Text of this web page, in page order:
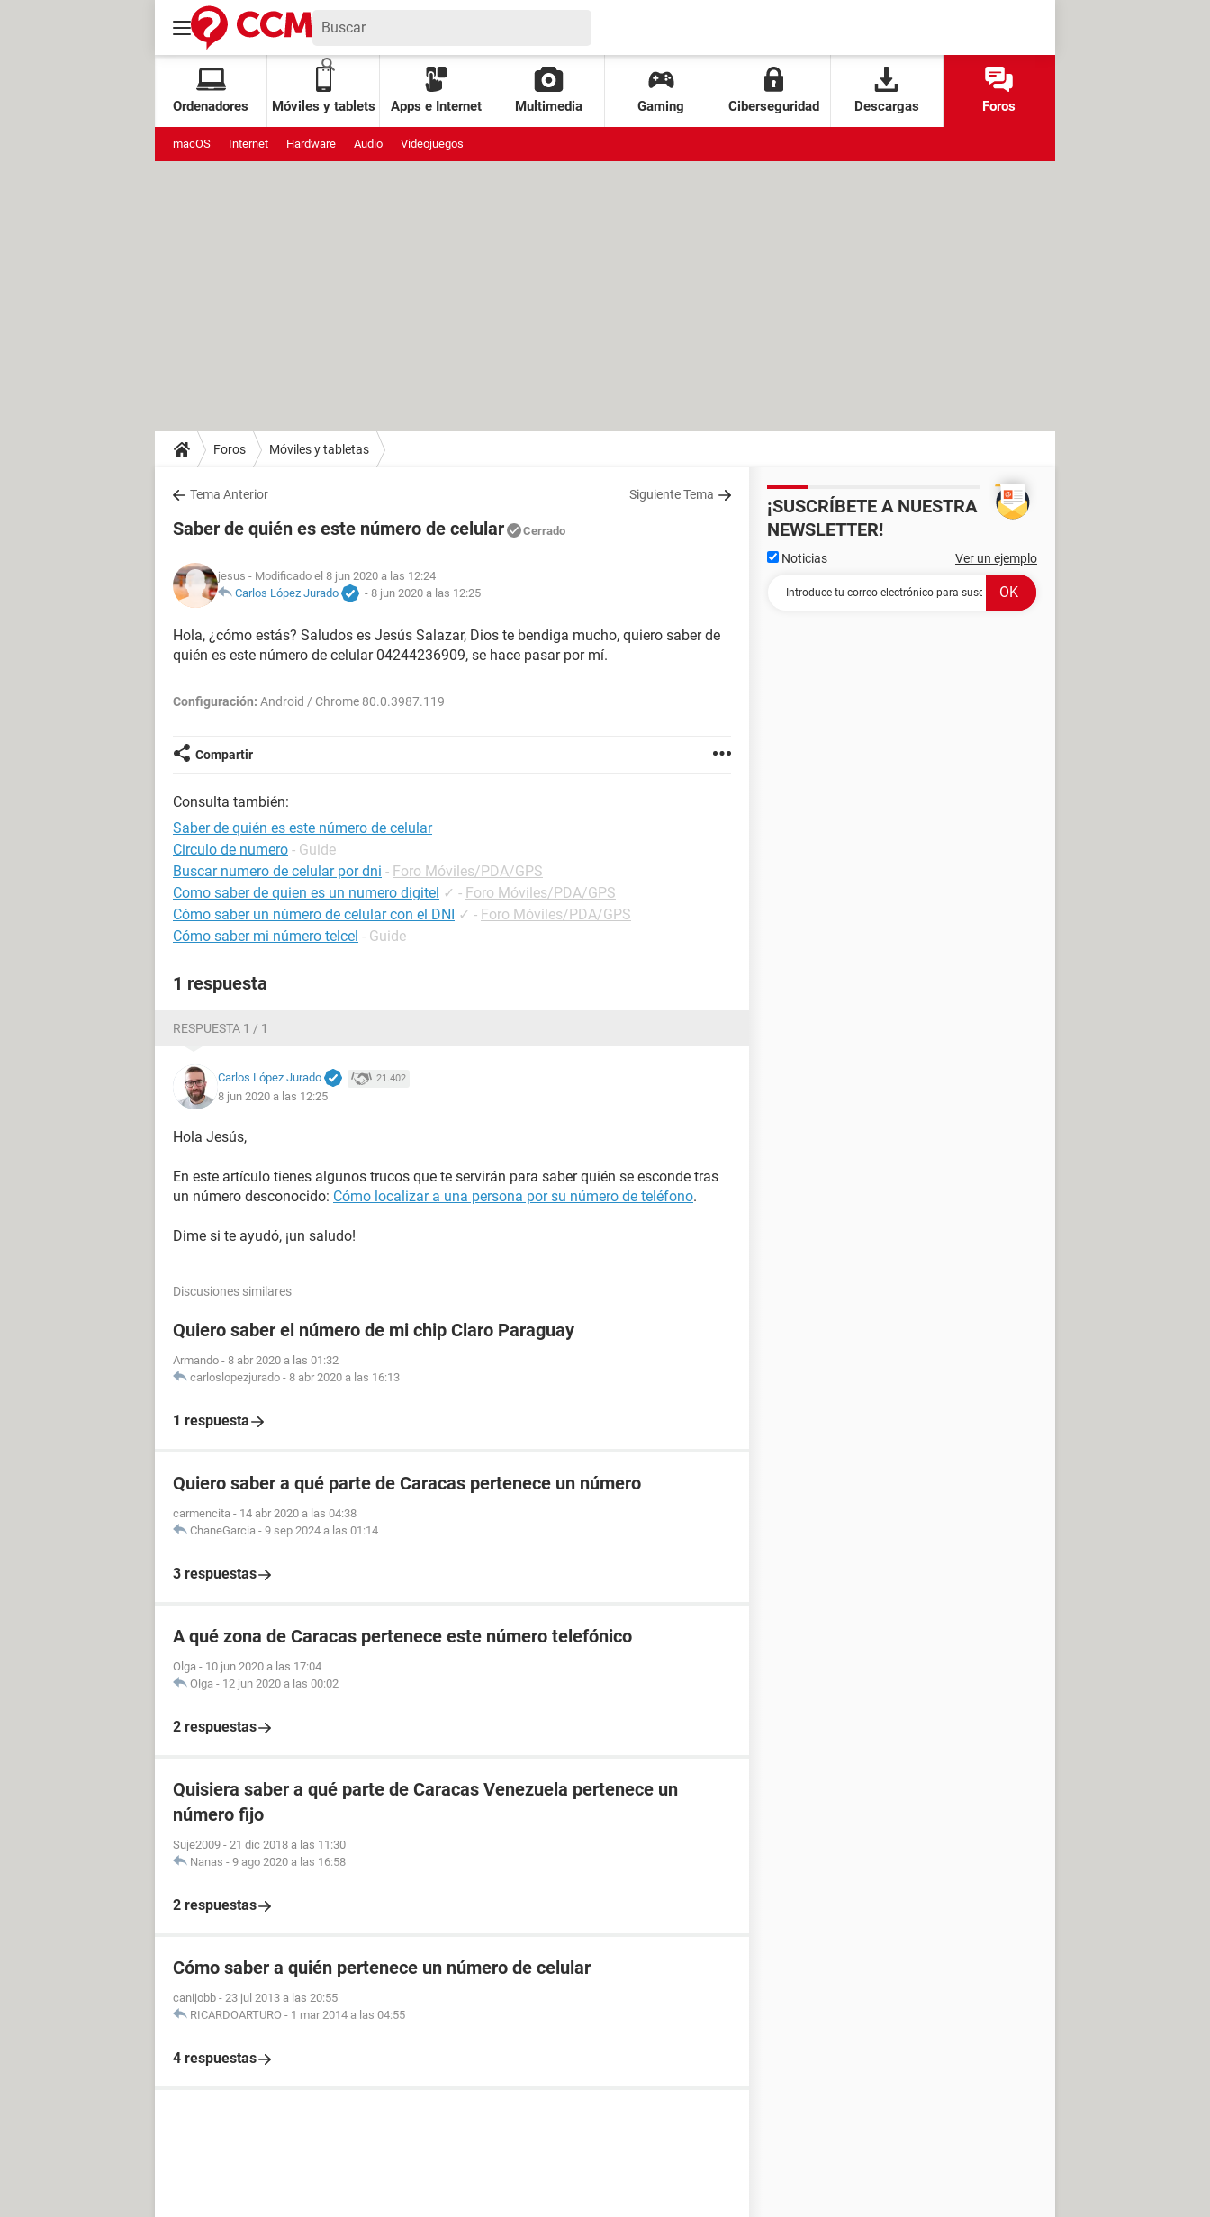
Ordenadores Móviles y tablets Apps e Internet Multimedia Gaming Ciberseguridad Descargas Foros
macOS Internet Hardware Audio Videojuegos
Foros Móviles y tabletas
Tema Anterior Siguiente Tema
Saber de quién es este número de celular Cerrado
jesus - Modificado el 8 jun 2020 a las 12:24
Carlos López Jurado
- 8 jun 2020 a las 12:25
Hola, ¿cómo estás? Saludos es Jesús Salazar, Dios te bendiga mucho, quiero saber de
quién es este número de celular 04244236909, se hace pasar por mí.
Configuración: Android / Chrome 80.0.3987.119
Compartir
Consulta también:
Saber de quién es este número de celular
Circulo de numero - Guide
Buscar numero de celular por dni - Foro Móviles/PDA/GPS
Como saber de quien es un numero digitel ✓ - Foro Móviles/PDA/GPS
Cómo saber un número de celular con el DNI ✓ - Foro Móviles/PDA/GPS
Cómo saber mi número telcel - Guide
1 respuesta
RESPUESTA 1 / 1
Carlos López Jurado 21.402
8 jun 2020 a las 12:25
Hola Jesús,
En este artículo tienes algunos trucos que te servirán para saber quién se esconde tras
un número desconocido: Cómo localizar a una persona por su número de teléfono.
Dime si te ayudó, ¡un saludo!
Discusiones similares
Quiero saber el número de mi chip Claro Paraguay
Armando - 8 abr 2020 a las 01:32
carloslopezjurado - 8 abr 2020 a las 16:13
1 respuesta
Quiero saber a qué parte de Caracas pertenece un número
carmencita - 14 abr 2020 a las 04:38
ChaneGarcia - 9 sep 2024 a las 01:14
3 respuestas
A qué zona de Caracas pertenece este número telefónico
Olga - 10 jun 2020 a las 17:04
Olga - 12 jun 2020 a las 00:02
2 respuestas
Quisiera saber a qué parte de Caracas Venezuela pertenece un
número fijo
Suje2009 - 21 dic 2018 a las 11:30
Nanas - 9 ago 2020 a las 16:58
2 respuestas
Cómo saber a quién pertenece un número de celular
canijobb - 23 jul 2013 a las 20:55
RICARDOARTURO - 1 mar 2014 a las 04:55
4 respuestas
¡SUSCRÍBETE A NUESTRA
NEWSLETTER!
Noticias Ver un ejemplo